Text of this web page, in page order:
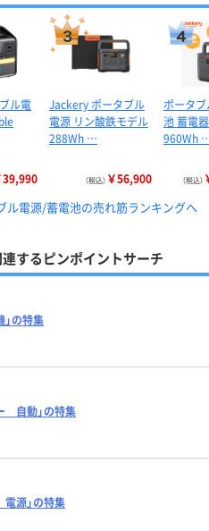
ル電
39,990
Jackery ポータブル
電源 リン酸鉄モデル
288Wh …
（税込） ￥56,900
ポータ
池 蓄電
960Wh
（税込）
ル電源/蓄電池の売れ筋ランキングへ
するピンポイントサーチ
の特集
自動」の特集
源」の特集